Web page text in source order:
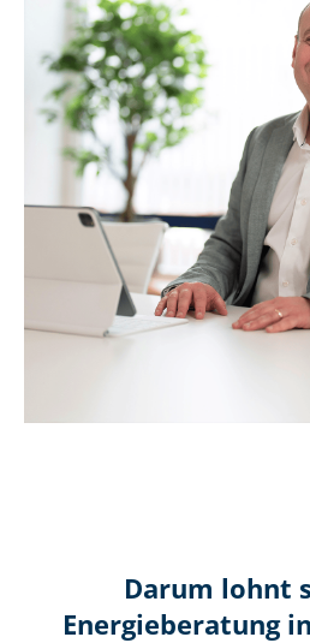
Darum lohnt
Energieberatung